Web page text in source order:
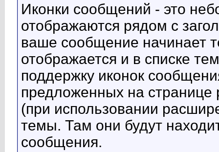
Иконки сообщений - это
отображаются рядом с
ваше сообщение начинает
отображается и в списке
поддержку иконок
предложенных на
(при использовании
темы. Там они будут
сообщения.